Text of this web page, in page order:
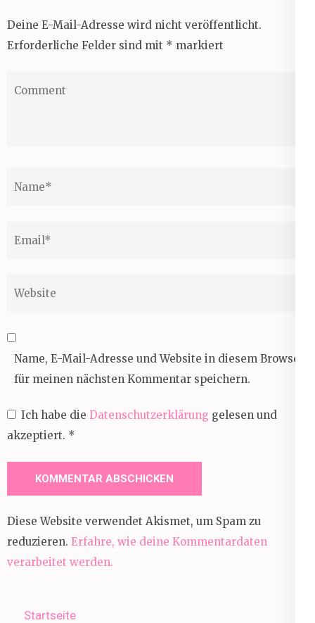
Deine E-Mail-Adresse wird nicht veröffentlicht.
Erforderliche Felder sind mit * markiert
Name, E-Mail-Adresse und Website in diesem Browser
für meinen nächsten Kommentar speichern.
Ich habe die Datenschutzerklärung gelesen und
akzeptiert. *
Diese Website verwendet Akismet, um Spam zu
reduzieren. Erfahre, wie deine Kommentardaten
verarbeitet werden.
Startseite